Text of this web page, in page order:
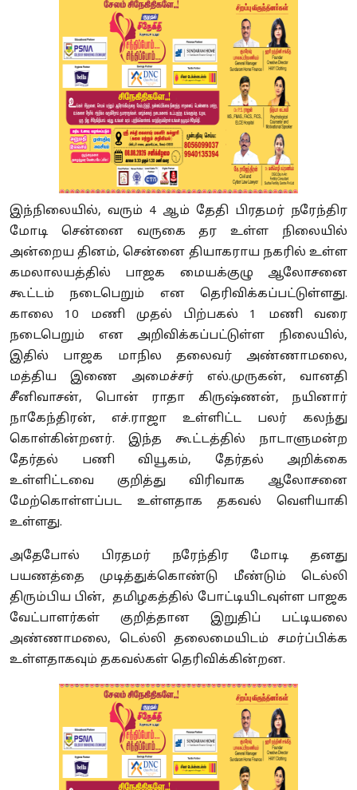
இந்நிலையில், வரும் 4 ஆம் தேதி பிரதமர் நரேந்திர
மோடி சென்னை வருகை தர உள்ள நிலையில்
அன்றைய தினம், சென்னை தியாகராய நகரில் உள்ள
கமலாலயத்தில் பாஜக மையக்குழு ஆலோசனை
கூட்டம் நடைபெறும் என தெரிவிக்கப்பட்டுள்ளது.
காலை 10 மணி முதல் பிற்பகல் 1 மணி வரை
நடைபெறும் என அறிவிக்கப்பட்டுள்ள நிலையில்,
இதில் பாஜக மாநில தலைவர் அண்ணாமலை,
மத்திய இணை அமைச்சர் எல்.முருகன், வானதி
சீனிவாசன், பொன் ராதா கிருஷ்ணன், நயினார்
நாகேந்திரன், எச்.ராஜா உள்ளிட்ட பலர் கலந்து
கொள்கின்றனர். இந்த கூட்டத்தில் நாடாளுமன்ற
தேர்தல் பணி வியூகம், தேர்தல் அறிக்கை
உள்ளிட்டவை குறித்து விரிவாக ஆலோசனை
மேற்கொள்ளப்பட உள்ளதாக தகவல் வெளியாகி
உள்ளது.
அதேபோல் பிரதமர் நரேந்திர மோடி தனது
பயணத்தை முடித்துக்கொண்டு மீண்டும் டெல்லி
திரும்பிய பின், தமிழகத்தில் போட்டியிடவுள்ள பாஜக
வேட்பாளர்கள் குறித்தான இறுதிப் பட்டியலை
அண்ணாமலை, டெல்லி தலைமையிடம் சமர்ப்பிக்க
உள்ளதாகவும் தகவல்கள் தெரிவிக்கின்றன.